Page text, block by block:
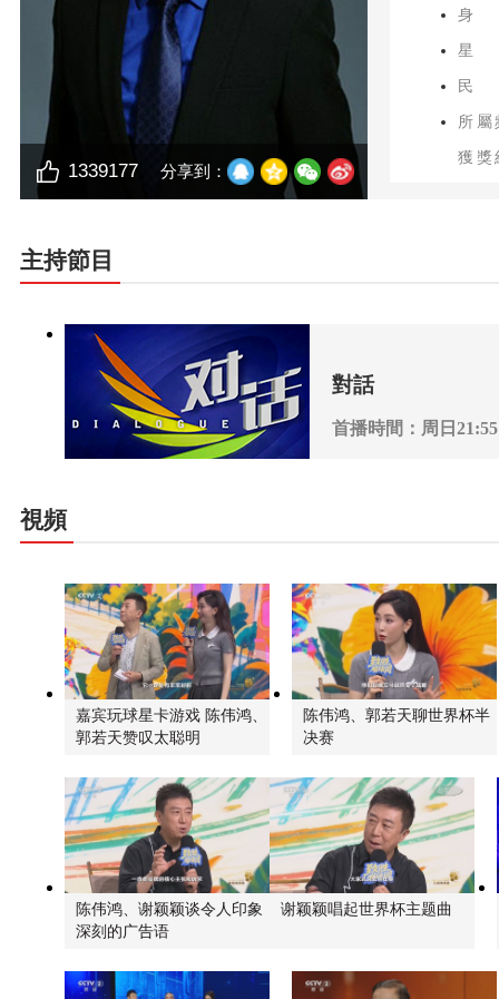
1339177 分享到：
身
星
民
所屬
獲獎
主持節目
對話
首播時間：周日21:55
視頻
嘉宾玩球星卡游戏 陈伟鸿、
郭若天赞叹太聪明
陈伟鸿、郭若天聊世界杯半
决赛
陈伟鸿、谢颖颖谈令人印象
深刻的广告语
谢颖颖唱起世界杯主题曲